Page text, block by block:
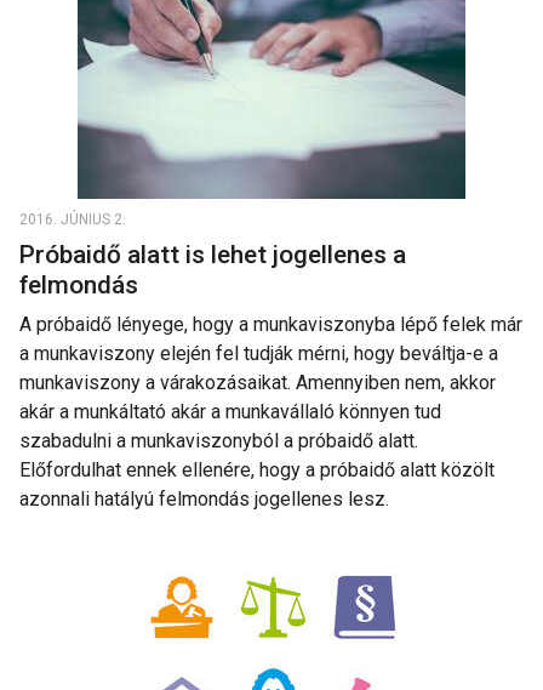
2016. JÚNIUS 2.
Próbaidő alatt is lehet jogellenes a
felmondás
A próbaidő lényege, hogy a munkaviszonyba lépő felek már
a munkaviszony elején fel tudják mérni, hogy beváltja-e a
munkaviszony a várakozásaikat. Amennyiben nem, akkor
akár a munkáltató akár a munkavállaló könnyen tud
szabadulni a munkaviszonyból a próbaidő alatt.
Előfordulhat ennek ellenére, hogy a próbaidő alatt közölt
azonnali hatályú felmondás jogellenes lesz.